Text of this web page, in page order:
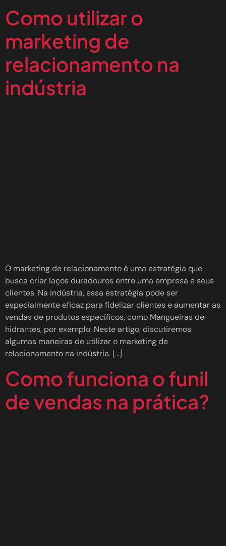
Como utilizar o
marketing de
relacionamento na
indústria
O marketing de relacionamento é uma estratégia que
busca criar laços duradouros entre uma empresa e seus
clientes. Na indústria, essa estratégia pode ser
especialmente eficaz para fidelizar clientes e aumentar as
vendas de produtos específicos, como Mangueiras de
hidrantes, por exemplo. Neste artigo, discutiremos
algumas maneiras de utilizar o marketing de
relacionamento na indústria. […]
Como funciona o funil
de vendas na prática?